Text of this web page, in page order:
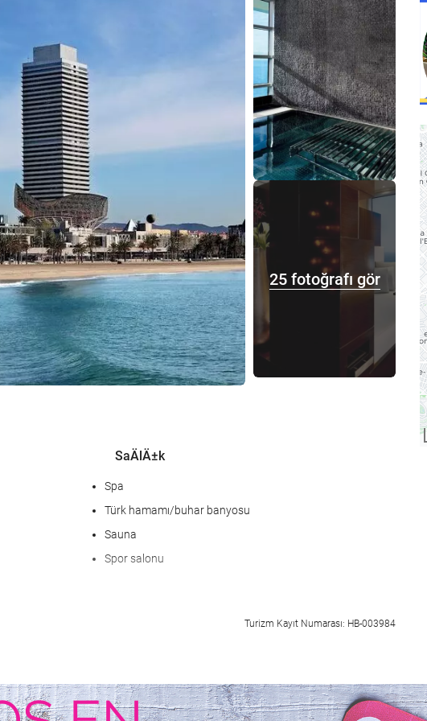
25 fotoğrafı gör
SaÄlÄ±k
Spa
Türk hamamı/buhar banyosu
Sauna
Spor salonu
Turizm Kayıt Numarası: HB-003984